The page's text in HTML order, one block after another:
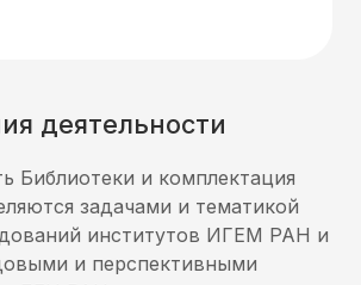
деятельности
Библиотеки и комплектация
задачами и тематикой
институтов ИГЕМ РАН и
и перспективными